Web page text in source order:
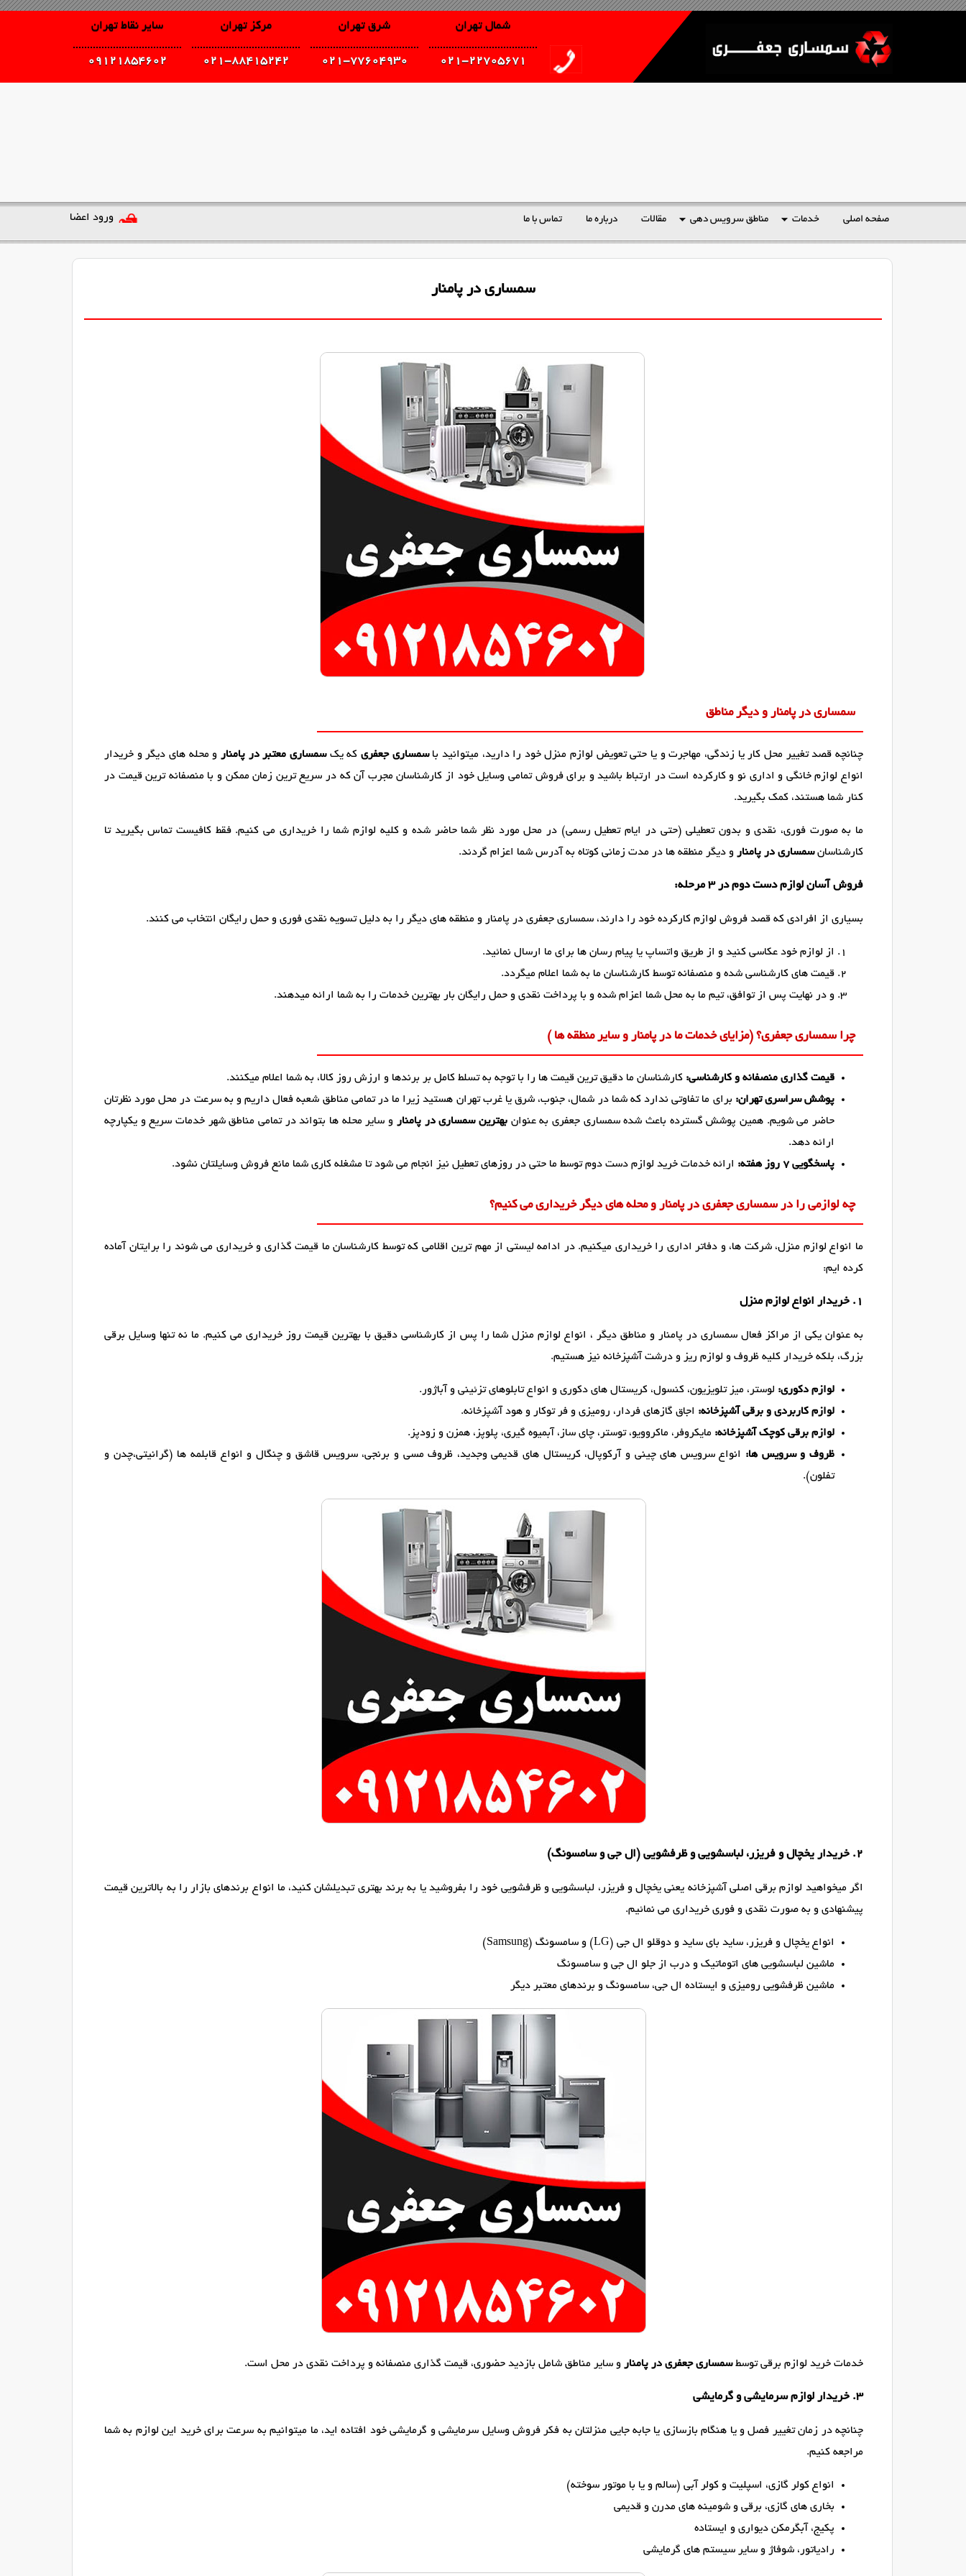
سایر نقاط تهران
09121854602
مرکز تهران
021-88415242
شرق تهران
021-77604930
شمال تهران
021-22705671
صفحه اصلی خدمات مناطق سرویس دهی مقالات درباره ما تماس با ما ورود اعضا
سمساری در پامنار
سمساری در پامنار و دیگر مناطق
چنانچه قصد تغییر محل کار یا زندگی، مهاجرت و یا حتی تعویض لوازم منزل خود را دارید، میتوانید باسمساری جعفری که یکسمساری معتبر در پامنار و محله های دیگر و خریدار
انواع لوازم خانگی و اداری نو و کارکرده است در ارتباط باشید و برای فروش تمامی وسایل خود از کارشناسان مجرب آن که در سریع ترین زمان ممکن و با منصفانه ترین قیمت در
کنار شما هستند، کمک بگیرید.
ما به صورت فوری، نقدی و بدون تعطیلی (حتی در ایام تعطیل رسمی) در محل مورد نظر شما حاضر شده و کلیه لوازم شما را خریداری می کنیم. فقط کافیست تماس بگیرید تا
کارشناسانسمساری در پامنار و دیگر منطقه ها در مدت زمانی کوتاه به آدرس شما اعزام گردند.
فروش آسان لوازم دست دوم در ۳ مرحله:
بسیاری از افرادی که قصد فروش لوازم کارکرده خود را دارند، سمساری جعفری در پامنار و منطقه های دیگر را به دلیل تسویه نقدی فوری و حمل رایگان انتخاب می کنند.
از لوازم خود عکاسی کنید و از طریق واتساپ یا پیام رسان ها برای ما ارسال نمائید.
قیمت های کارشناسی شده و منصفانه توسط کارشناسان ما به شما اعلام میگردد.
و در نهایت پس از توافق، تیم ما به محل شما اعزام شده و با پرداخت نقدی و حمل رایگان بار بهترین خدمات را به شما ارائه میدهند.
چرا سمساری جعفری؟ (مزایای خدمات ما در پامنار و سایر منطقه ها )
قیمت گذاری منصفانه و کارشناسی: کارشناسان ما دقیق ترین قیمت ها را با توجه به تسلط کامل بر برندها و ارزش روز کالا، به شما اعلام میکنند.
پوشش سراسری تهران: برای ما تفاوتی ندارد که شما در شمال، جنوب، شرق یا غرب تهران هستید زیرا ما در تمامی مناطق شعبه فعال داریم و به سرعت در محل مورد نظرتان
حاضر می شویم. همین پوشش گسترده باعث شده سمساری جعفری به عنوانبهترین سمساری در پامنار و سایر محله ها بتواند در تمامی مناطق شهر خدمات سریع و یکپارچه
ارائه دهد.
پاسخگویی ۷ روز هفته:
ارائه خدمات خرید لوازم دست دوم توسط ما حتی در روزهای تعطیل نیز انجام می شود تا مشغله کاری شما مانع فروش وسایلتان نشود.
چه لوازمی را در سمساری جعفری در پامنار و محله های دیگر خریداری می کنیم؟
ما انواع لوازم منزل، شرکت ها، و دفاتر اداری را خریداری میکنیم. در ادامه لیستی از مهم ترین اقلامی که توسط کارشناسان ما قیمت گذاری و خریداری می شوند را برایتان آماده
کرده ایم:
1. خریدار انواع لوازم منزل
به عنوان یکی از مراکز فعال سمساری در پامنار و مناطق دیگر ، انواع لوازم منزل شما را پس از کارشناسی دقیق با بهترین قیمت روز خریداری می کنیم. ما نه تنها وسایل برقی
بزرگ، بلکه خریدار کلیه ظروف و لوازم ریز و درشت آشپزخانه نیز هستیم.
لوازم دکوری: لوستر، میز تلویزیون، کنسول، کریستال های دکوری و انواع تابلوهای تزئینی و آباژور.
لوازم کاربردی و برقی آشپزخانه: اجاق گازهای فردار، رومیزی و فر توکار و هود آشپزخانه.
لوازم برقی کوچک آشپزخانه: مایکروفر، ماکروویو، توستر، چای ساز، آبمیوه گیری، پلوپز، همزن و زودپز.
ظروف و سرویس ها: انواع سرویس های چینی و آرکوپال، کریستال های قدیمی وجدید، ظروف مسی و برنجی، سرویس قاشق و چنگال و انواع قابلمه ها (گرانیتی،چدن و
تفلون).
2. خریدار یخچال و فریزر، لباسشویی و ظرفشویی (ال جی و سامسونگ)
اگر میخواهید لوازم برقی اصلی آشپزخانه یعنی یخچال و فریزر، لباسشویی و ظرفشویی خود را بفروشید یا به برند بهتری تبدیلشان کنید، ما انواع برندهای بازار را به بالاترین قیمت
پیشنهادی و به صورت نقدی و فوری خریداری می نمائیم.
انواع یخچال و فریزر، ساید بای ساید و دوقلو ال جی (LG) و سامسونگ (Samsung)
ماشین لباسشویی های اتوماتیک و درب از جلو ال جی و سامسونگ
ماشین ظرفشویی رومیزی و ایستاده ال جی، سامسونگ و برندهای معتبر دیگر
خدمات خرید لوازم برقی توسطسمساری جعفری در پامنار و سایر مناطق شامل بازدید حضوری، قیمت گذاری منصفانه و پرداخت نقدی در محل است.
۳. خریدار لوازم سرمایشی و گرمایشی
چنانچه در زمان تغییر فصل و یا هنگام بازسازی یا جابه جایی منزلتان به فکر فروش وسایل سرمایشی و گرمایشی خود افتاده اید، ما میتوانیم به سرعت برای خرید این لوازم به شما
مراجعه کنیم.
انواع کولر گازی، اسپلیت و کولر آبی (سالم و یا با موتور سوخته)
بخاری های گازی، برقی و شومینه های مدرن و قدیمی
پکیج، آبگرمکن دیواری و ایستاده
رادیاتور، شوفاژ و سایر سیستم های گرمایشی